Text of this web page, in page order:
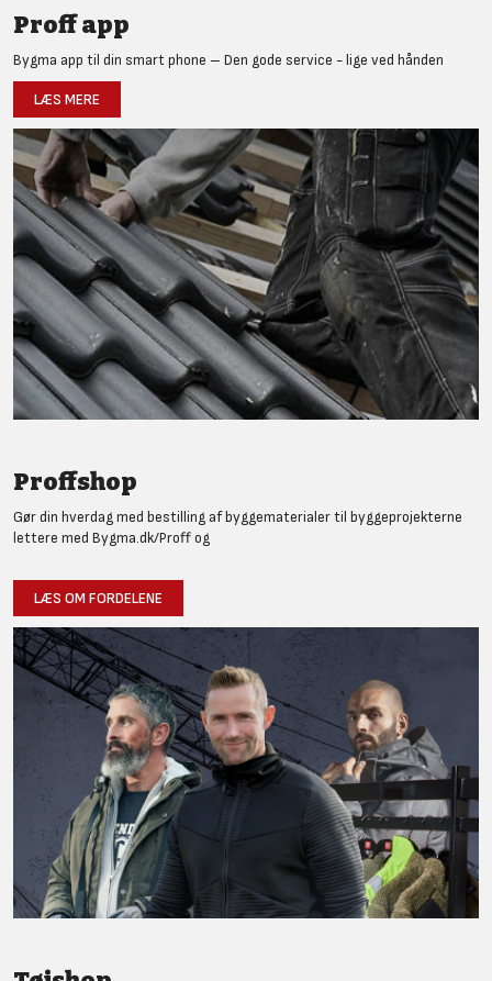
Proff app
Bygma app til din smart phone – Den gode service - lige ved hånden
LÆS MERE
Proffshop
Gør din hverdag med bestilling af byggematerialer til byggeprojekterne
lettere med Bygma.dk/Proff og
LÆS OM FORDELENE